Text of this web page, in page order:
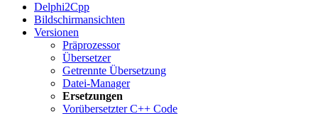
Delphi2Cpp
Bildschirmansichten
Versionen
Präprozessor
Übersetzer
Getrennte Übersetzung
Datei-Manager
Ersetzungen
Vorübersetzter C++ Code